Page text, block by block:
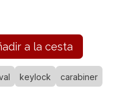
a la cesta
keylock carabiner